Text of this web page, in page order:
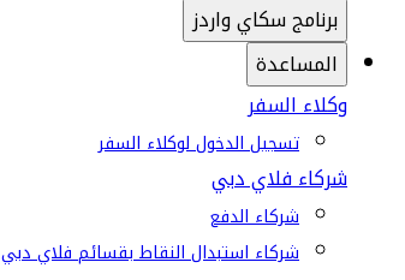
برنامج سكاي واردز
المساعدة
وكلاء السفر
تسجيل الدخول لوكلاء السفر
شركاء فلاي دبي
شركاء الدفع
شركاء استبدال النقاط بقسائم فلاي دبي